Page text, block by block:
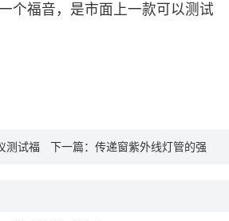
个福音，是市面上一款可以测试
测试福 下一篇： 传递窗紫外线灯管的强